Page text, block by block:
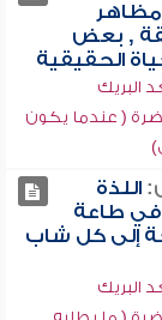
, بعض
الحقيقية
البريك
( عندما يكون
اللذة
في طاعة
إلى كل شاب
البريك